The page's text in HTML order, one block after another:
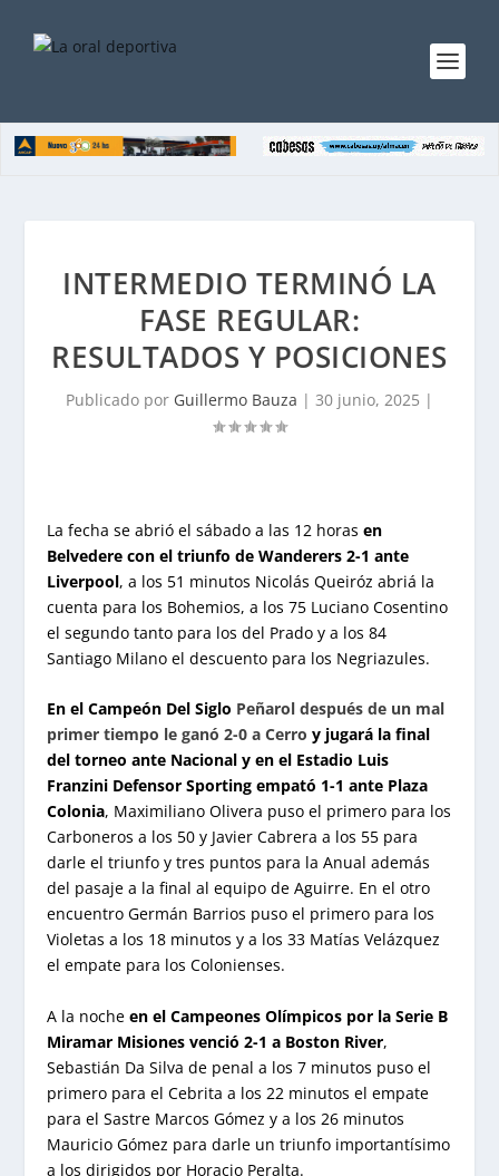
INTERMEDIO TERMINÓ LA
FASE REGULAR:
RESULTADOS Y POSICIONES
Publicado por Guillermo Bauza | 30 junio, 2025 |
La fecha se abrió el sábado a las 12 horasen
Belvedere con el triunfo de Wanderers 2-1 ante
Liverpool, a los 51 minutos Nicolás Queiróz abriá la
cuenta para los Bohemios, a los 75 Luciano Cosentino
el segundo tanto para los del Prado y a los 84
Santiago Milano el descuento para los Negriazules.
En el Campeón Del Siglo Peñarol después de un mal
primer tiempo le ganó 2-0 a Cerroy jugará la final
del torneo ante Nacional y en el Estadio Luis
Franzini Defensor Sporting empató 1-1 ante Plaza
Colonia, Maximiliano Olivera puso el primero para los
Carboneros a los 50 y Javier Cabrera a los 55 para
darle el triunfo y tres puntos para la Anual además
del pasaje a la final al equipo de Aguirre. En el otro
encuentro Germán Barrios puso el primero para los
Violetas a los 18 minutos y a los 33 Matías Velázquez
el empate para los Colonienses.
A la noche en el Campeones Olímpicos por la Serie B
Miramar Misiones venció 2-1 a Boston River,
Sebastián Da Silva de penal a los 7 minutos puso el
primero para el Cebrita a los 22 minutos el empate
para el Sastre Marcos Gómez y a los 26 minutos
Mauricio Gómez para darle un triunfo importantísimo
a los dirigidos por Horacio Peralta.